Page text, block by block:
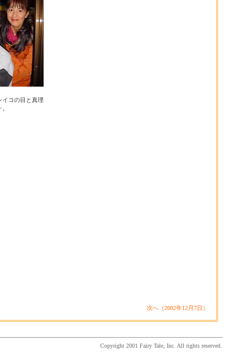
イコの目と真理
次へ（2002年12月7日）
Copyright 2001 Fairy Tale, Inc. All rights reserved.